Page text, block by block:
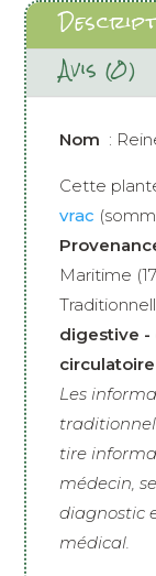
Avis (0)
Nom :
Cette
vrac
Maritime
digestive -
circulatoire
Les
tire
médecin,
diagnostic
médical.